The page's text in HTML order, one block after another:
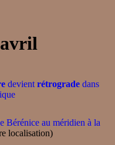
devient rétrograde dans
Bérénice au méridien à la
localisation)